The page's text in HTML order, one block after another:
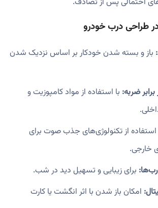
طراحی درب خودرو
باز و بسته شدن خودکار بر اساس نزدیک شدن
ضربه: با استفاده از مواد کامپوزیت و
استفاده از تکنولوژی‌های جذب صوت برای
خارجی.
برای زیبایی و تسهیل دید در شب.
امکان باز شدن با اثر انگشت یا کارت